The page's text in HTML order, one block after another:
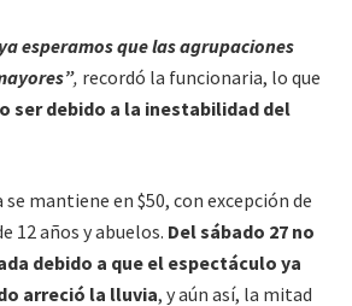
esperamos que las agrupaciones
, recordó la funcionaria, lo que
ser debido a la inestabilidad del
mantiene en $50, con excepción de
12 años y abuelos. Del sábado 27 no
debido a que el espectáculo ya
arreció la lluvia, y aún así, la mitad